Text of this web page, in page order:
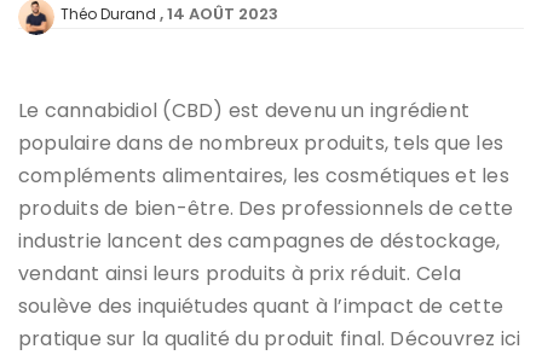
Théo Durand 14 AOÛT 2023
Le cannabidiol (CBD) est devenu un ingrédient
populaire dans de nombreux produits, tels que les
compléments alimentaires, les cosmétiques et les
produits de bien-être. Des professionnels de cette
industrie lancent des campagnes de déstockage,
vendant ainsi leurs produits à prix réduit. Cela
soulève des inquiétudes quant à l’impact de cette
pratique sur la qualité du produit final. Découvrez ici